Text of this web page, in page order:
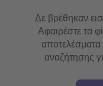
Δε βρέθηκαν
Αφαιρέστε τα
αποτελέσματα
αναζήτησης